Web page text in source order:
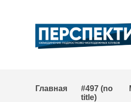
Главная
#497 (no
title)